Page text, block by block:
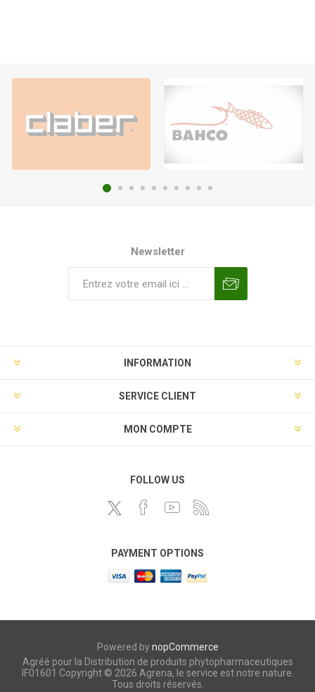
Newsletter
INFORMATION
SERVICE CLIENT
MON COMPTE
FOLLOW US
PAYMENT OPTIONS
Powered bynopCommerce
Agréé pour la Distribution de produits phytopharmaceutiques
IF01601 Copyright © 2026 Agrena, le service est notre nature.
Tous droits réservés.